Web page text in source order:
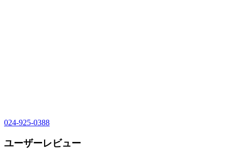
024-925-0388
ユーザーレビュー